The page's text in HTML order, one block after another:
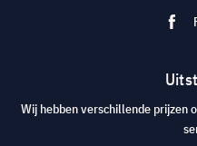
Wij hebben verschillende prijzen